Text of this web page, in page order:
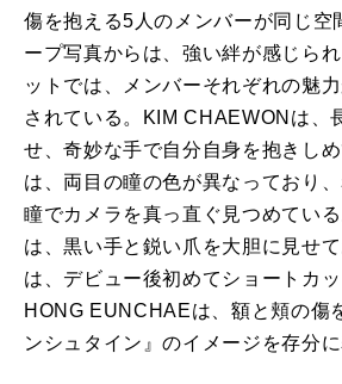
傷を抱える5人のメンバーが同じ空
ープ写真からは、強い絆が感じら
ットでは、メンバーそれぞれの魅
されている。KIM CHAEWONは、
せ、奇妙な手で自分自身を抱きし
は、両目の瞳の色が異なっており
瞳でカメラを真っ直ぐ見つめてい
は、黒い手と鋭い爪を大胆に見せ
は、デビュー後初めてショートカッ
HONG EUNCHAEは、額と頬の傷
ンシュタイン』のイメージを存分に